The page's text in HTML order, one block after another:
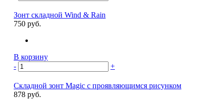
Зонт складной Wind & Rain
750 руб.
В корзину
-
+
Складной зонт Magic с проявляющимся рисунком
878 руб.